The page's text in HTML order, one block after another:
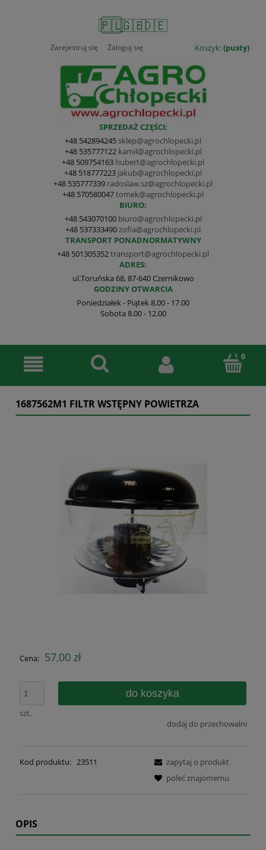
🇵🇱🇬🇧🇩🇪
Koszyk:(pusty)
Zarejestruj się Zaloguj się
SPRZEDAŻ CZĘŚCI:
+48 542894245 sklep@agrochlopecki.pl
+48 535777122 kamil@agrochlopecki.pl
+48 509754163 hubert@agrochlopecki.pl
+48 518777223 jakub@agrochlopecki.pl
+48 535777339 radoslaw.sz@agrochlopecki.pl
+48 570580047tomek@agrochlopecki.pl
BIURO:
+48 543070100 biuro@agrochlopecki.pl
+48 537333490 zofia@agrochlopecki.pl
TRANSPORT PONADNORMATYWNY
+48 501305352transport@agrochlopecki.pl
ADRES:
ul.Toruńska 68, 87-640 Czernikowo
GODZINY OTWARCIA
Poniedziałek - Piątek 8.00 - 17.00
Sobota 8.00 - 12.00
1687562M1 FILTR WSTĘPNY POWIETRZA
Cena: 57,00 zł
szt.
do koszyka
dodaj do przechowalni
Kod produktu: 23511
zapytaj o produkt
poleć znajomemu
OPIS